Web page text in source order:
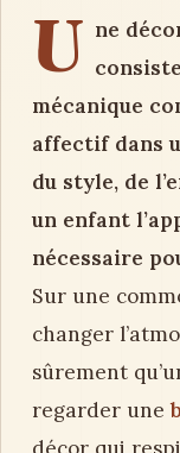
U ne
mécanique
affectif dans
du style, de
un enfant
nécessaire
Sur une
changer
sûrement
regarder une